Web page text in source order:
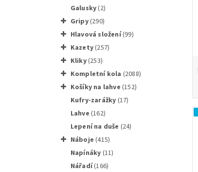
galusky(2)
gripy(290)
hlavová složení(99)
kazety(257)
kliky(253)
Kompletní kola (2088)
košíky na lahve(152)
kufry-zarážky (17)
lahve(162)
lepení na duše (24)
náboje(415)
napínáky (11)
nářadí(166)